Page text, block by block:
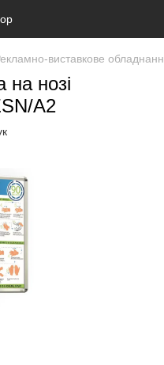
виставкове
на нозі
A2